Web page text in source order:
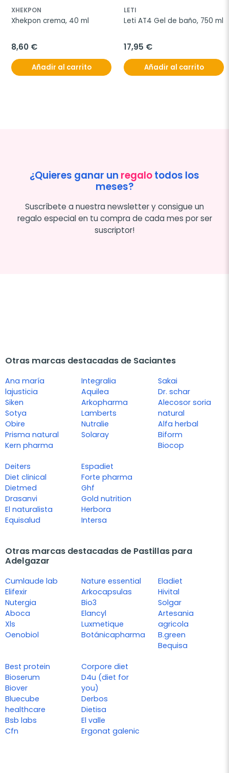
XHEKPON
Xhekpon crema, 40 ml
8,60 €
Añadir al carrito
LETI
Leti AT4 Gel de baño, 750 ml
17,95 €
Añadir al carrito
¿Quieres ganar un regalotodos los
meses?
Suscríbete a nuestra newsletter y consigue un
regalo especial en tu compra de cada mes por ser
suscriptor!
Otras marcas destacadas de Saciantes
Ana maría
lajusticia
Siken
Sotya
Obire
Prisma natural
Kern pharma
Integralia
Aquilea
Arkopharma
Lamberts
Nutralie
Solaray
Sakai
Dr. schar
Alecosor soria
natural
Alfa herbal
Biform
Biocop
Deiters
Diet clinical
Dietmed
Drasanvi
El naturalista
Equisalud
Espadiet
Forte pharma
Ghf
Gold nutrition
Herbora
Intersa
Otras marcas destacadas de Pastillas para
Adelgazar
Cumlaude lab
Elifexir
Nutergia
Aboca
Xls
Oenobiol
Nature essential
Arkocapsulas
Bio3
Elancyl
Luxmetique
Botánicapharma
Eladiet
Hivital
Solgar
Artesania
agricola
B.green
Bequisa
Best protein
Bioserum
Biover
Bluecube
healthcare
Bsb labs
Cfn
Corpore diet
D4u (diet for
you)
Derbos
Dietisa
El valle
Ergonat galenic